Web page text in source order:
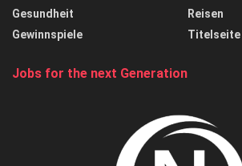
Gesundheit
Gewinnspiele
Reisen
Titelseite
Jobs for the next Generation